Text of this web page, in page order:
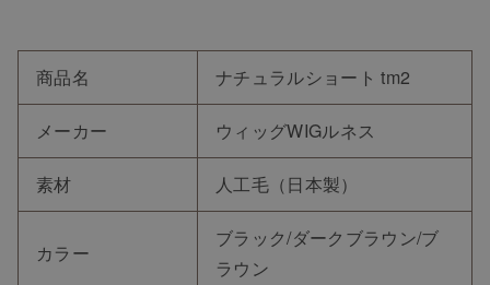
商品名 ナチュラルショート tm2
メーカー ウィッグWIGルネス
素材 人工毛（日本製）
カラー
ブラック/ダークブラウン/ブ
ラウン